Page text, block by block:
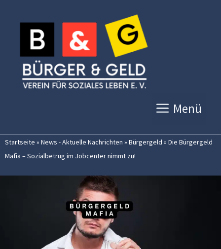
Inhalt
springen
Menü
Startseite » News - Aktuelle Nachrichten » Bürgergeld » Die Bürgergeld
Mafia – Sozialbetrug im Jobcenter nimmt zu!